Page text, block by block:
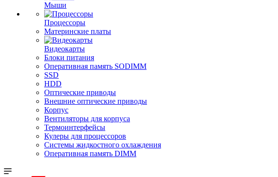
Мыши
Процессоры
Материнские платы
Видеокарты
Блоки питания
Оперативная память SODIMM
SSD
HDD
Оптические приводы
Внешние оптические приводы
Корпус
Вентиляторы для корпуса
Термоинтерфейсы
Кулеры для процессоров
Системы жидкостного охлаждения
Оперативная память DIMM